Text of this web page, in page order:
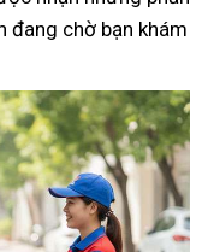
đang chờ bạn khám